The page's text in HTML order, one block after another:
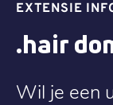
EXTENSIE
.hair
Wil je een